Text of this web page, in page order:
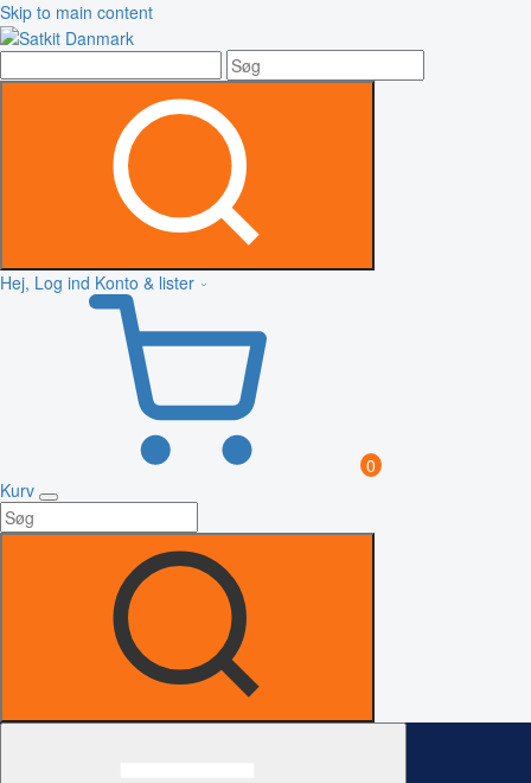
Skip to main content
Hej, Log ind Konto & lister
0
Kurv